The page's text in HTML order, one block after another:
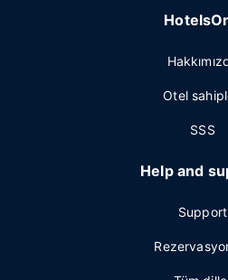
Otel
SSS
Help and
Support